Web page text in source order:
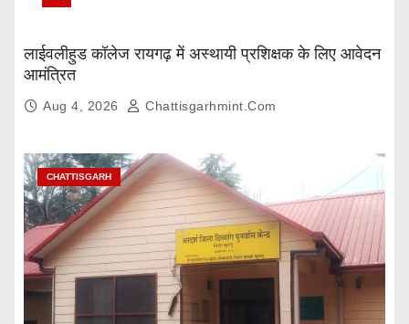
लाईवलीहुड कॉलेज रायगढ़ में अस्थायी प्रशिक्षक के लिए आवेदन
आमंत्रित
Aug 4, 2026 Chattisgarhmint.com
CHATTISGARH